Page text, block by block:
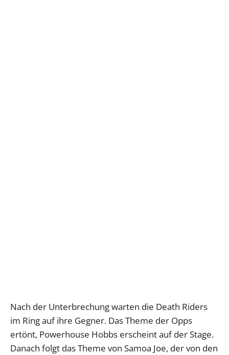
Nach der Unterbrechung warten die Death Riders
im Ring auf ihre Gegner. Das Theme der Opps
ertönt, Powerhouse Hobbs erscheint auf der Stage.
Danach folgt das Theme von Samoa Joe, der von den